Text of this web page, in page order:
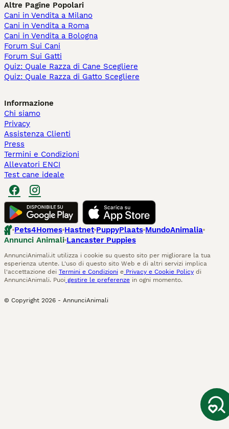
Altre Pagine Popolari
Cani in Vendita a Milano
Cani in Vendita a Roma
Cani in Vendita a Bologna
Forum Sui Cani
Forum Sui Gatti
Quiz: Quale Razza di Cane Scegliere
Quiz: Quale Razza di Gatto Scegliere
Informazione
Chi siamo
Privacy
Assistenza Clienti
Press
Termini e Condizioni
Allevatori ENCI
Test cane ideale
Pets4Homes Hastnet PuppyPlaats MundoAnimalia
Annunci Animali Lancaster Puppies
AnnunciAnimali.it utilizza i cookie su questo sito per migliorare la tua
esperienza utente. L'uso di questo sito Web e di altri servizi implica
l'accettazione dei Termini e Condizioni e Privacy e Cookie Policy di
AnnunciAnimali. Puoi gestire le preferenze in ogni momento.
© Copyright 2026 - AnnunciAnimali